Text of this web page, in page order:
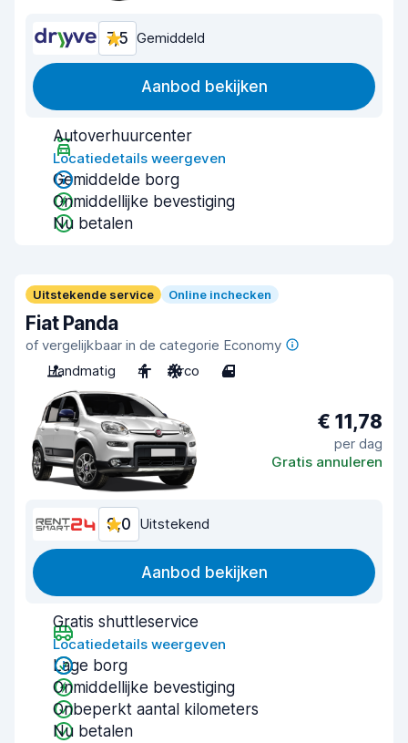
7,5 Gemiddeld
Aanbod bekijken
Autoverhuurcenter
Locatiedetails weergeven
Gemiddelde borg
Onmiddellijke bevestiging
Nu betalen
Uitstekende service Online inchecken
Fiat Panda
of vergelijkbaar in de categorie Economy
Handmatig
4 Airco 4
€ 11,78
per dag
Gratis annuleren
9,0 Uitstekend
Aanbod bekijken
Gratis shuttleservice
Locatiedetails weergeven
Lage borg
Onmiddellijke bevestiging
Onbeperkt aantal kilometers
Nu betalen